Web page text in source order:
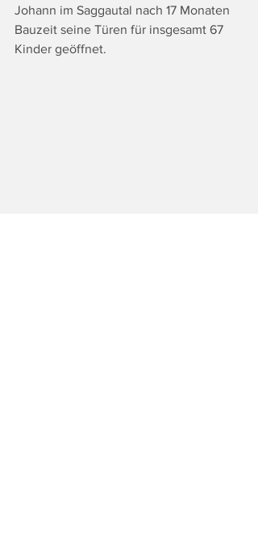
Johann im Saggautal nach 17 Monaten
Bauzeit seine Türen für insgesamt 67
Kinder geöffnet.